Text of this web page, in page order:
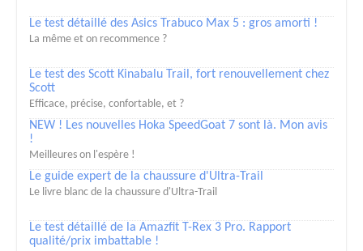
Le test détaillé des Asics Trabuco Max 5 : gros amorti !
La même et on recommence ?
Le test des Scott Kinabalu Trail, fort renouvellement chez
Scott
Efficace, précise, confortable, et ?
NEW ! Les nouvelles Hoka SpeedGoat 7 sont là. Mon avis
!
Meilleures on l'espère !
Le guide expert de la chaussure d'Ultra-Trail
Le livre blanc de la chaussure d'Ultra-Trail
Le test détaillé de la Amazfit T-Rex 3 Pro. Rapport
qualité/prix imbattable !